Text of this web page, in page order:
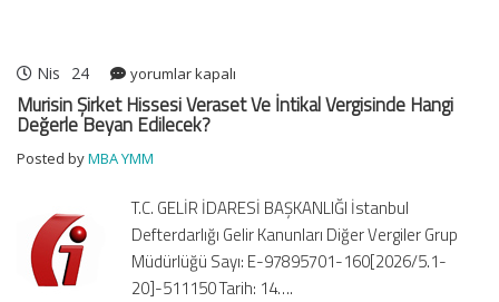
Nis 24
Murisin
Şirket
Hissesi
Ve
Vergisinde
Hangi
Değerle
Beyan
yorumlar kapalı
Murisin Şirket Hissesi Veraset Ve İntikal Vergisinde Hangi
Değerle Beyan Edilecek?
Posted byMBA YMM
T.C. GELİR İDARESİ BAŞKANLIĞI İstanbul
Defterdarlığı Gelir Kanunları Diğer Vergiler Grup
Müdürlüğü Sayı: E-97895701-160[2026/5.1-
20]-511150 Tarih: 14….